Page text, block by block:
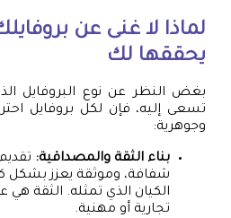
لماذا لا غنى عن
يحققها لك
بغض النظر عن نوع البروفايل
تسعى إليه، فإن لكل بروفايل
وجوهرية:
بناء الثقة والمصداقية:
شفافة، وموثقة يعزز بشكل
الكيان الذي تمثله. الثقة هي
تجارية أو مهنية.